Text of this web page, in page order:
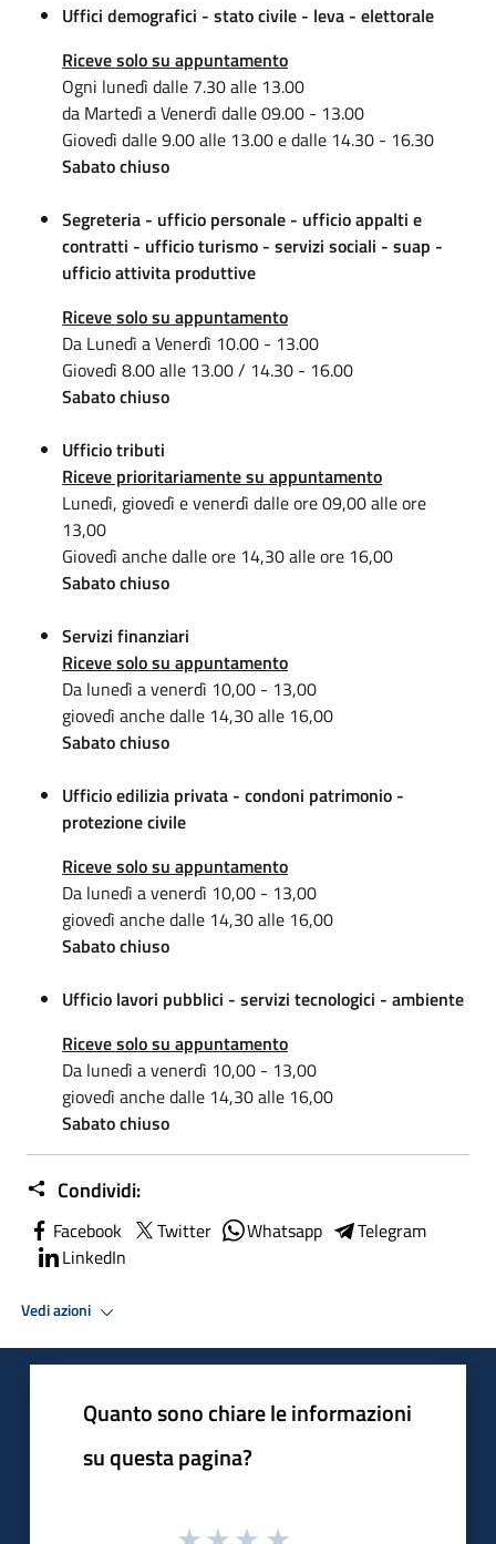
Uffici demografici - stato civile - leva - elettorale
Riceve solo su appuntamento
Ogni lunedì dalle 7.30 alle 13.00
da Martedì a Venerdì dalle 09.00 - 13.00
Giovedì dalle 9.00 alle 13.00 e dalle 14.30 - 16.30
Sabato chiuso
Segreteria - ufficio personale - ufficio appalti e
contratti - ufficio turismo - servizi sociali - suap -
ufficio attivita produttive
Riceve solo su appuntamento
Da Lunedì a Venerdì 10.00 - 13.00
Giovedì 8.00 alle 13.00 / 14.30 - 16.00
Sabato chiuso
Ufficio tributi
Riceve prioritariamente su appuntamento
Lunedì, giovedì e venerdì dalle ore 09,00 alle ore
13,00
Giovedì anche dalle ore 14,30 alle ore 16,00
Sabato chiuso
Servizi finanziari
Riceve solo su appuntamento
Da lunedì a venerdì 10,00 - 13,00
giovedì anche dalle 14,30 alle 16,00
Sabato chiuso
Ufficio edilizia privata - condoni patrimonio -
protezione civile
Riceve solo su appuntamento
Da lunedì a venerdì 10,00 - 13,00
giovedì anche dalle 14,30 alle 16,00
Sabato chiuso
Ufficio lavori pubblici - servizi tecnologici - ambiente
Riceve solo su appuntamento
Da lunedì a venerdì 10,00 - 13,00
giovedì anche dalle 14,30 alle 16,00
Sabato chiuso
Condividi:
Facebook Twitter Whatsapp
Telegram
LinkedIn
Vedi azioni
Quanto sono chiare le informazioni
su questa pagina?